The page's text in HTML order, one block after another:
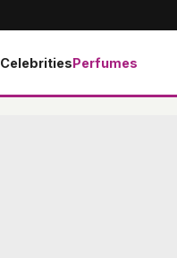
CelebritiesPerfumes